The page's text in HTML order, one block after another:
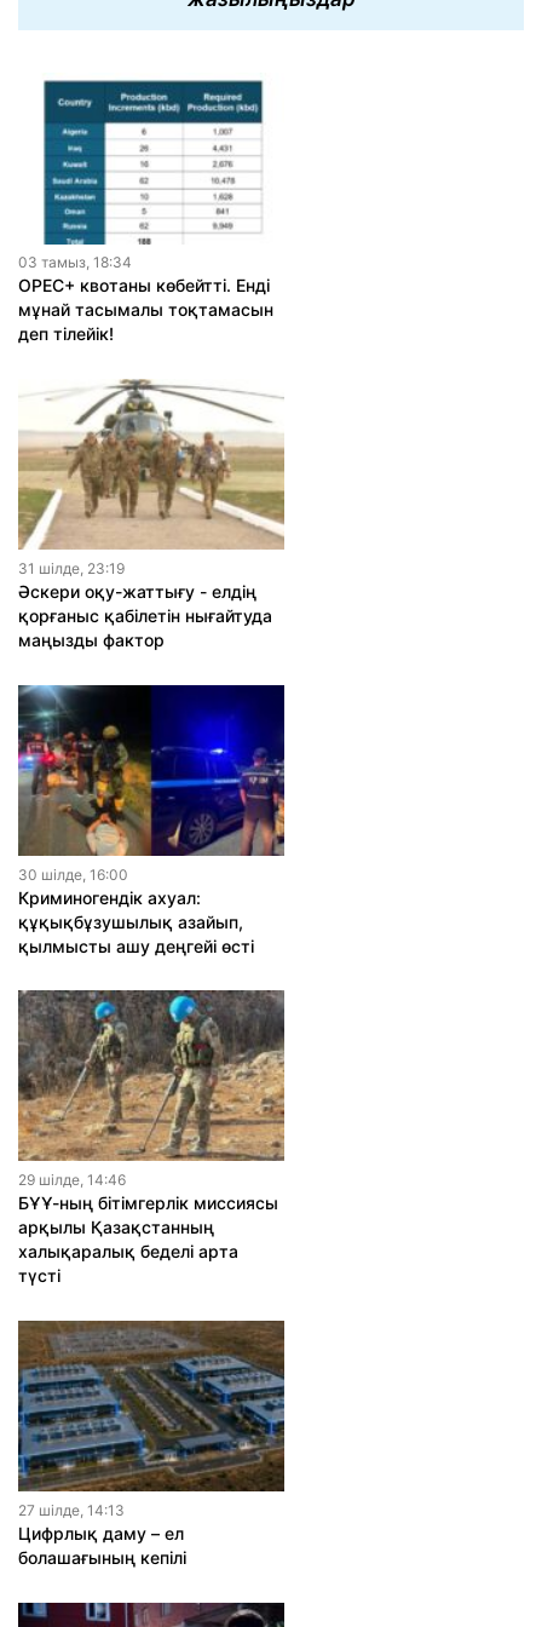
03 тамыз, 18:34
OPEC+ квотаны көбейтті. Енді
мұнай тасымалы тоқтамасын
деп тілейік!
31 шiлде, 23:19
Әскери оқу-жаттығу - елдің
қорғаныс қабілетін нығайтуда
маңызды фактор
30 шiлде, 16:00
Криминогендік ахуал:
құқықбұзушылық азайып,
қылмысты ашу деңгейі өсті
29 шiлде, 14:46
БҰҰ-ның бітімгерлік миссиясы
арқылы Қазақстанның
халықаралық беделі арта
түсті
27 шiлде, 14:13
Цифрлық даму – ел
болашағының кепілі